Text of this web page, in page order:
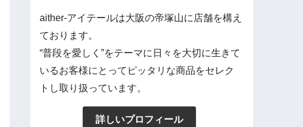
aither-アイテールは大阪の帝塚山に店舗を構え
ております。
“普段を愛しく”をテーマに日々を大切に生きて
いるお客様にとってピッタリな商品をセレク
トし取り扱っています。
詳しいプロフィール